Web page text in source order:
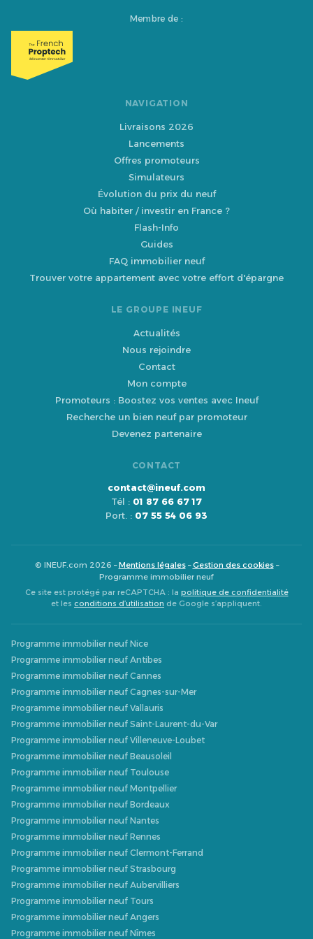
Membre de :
NAVIGATION
Livraisons 2026
Lancements
Offres promoteurs
Simulateurs
Évolution du prix du neuf
Où habiter / investir en France ?
Flash-Info
Guides
FAQ immobilier neuf
Trouver votre appartement avec votre effort d'épargne
LE GROUPE INEUF
Actualités
Nous rejoindre
Contact
Mon compte
Promoteurs : Boostez vos ventes avec Ineuf
Recherche un bien neuf par promoteur
Devenez partenaire
CONTACT
contact@ineuf.com
Tél : 01 87 66 67 17
Port. : 07 55 54 06 93
© INEUF.com 2026 –Mentions légales–Gestion des cookies–
Programme immobilier neuf
Ce site est protégé par reCAPTCHA : la politique de confidentialité
et les conditions d’utilisation de Google s’appliquent.
Programme immobilier neuf Nice
Programme immobilier neuf Antibes
Programme immobilier neuf Cannes
Programme immobilier neuf Cagnes-sur-Mer
Programme immobilier neuf Vallauris
Programme immobilier neuf Saint-Laurent-du-Var
Programme immobilier neuf Villeneuve-Loubet
Programme immobilier neuf Beausoleil
Programme immobilier neuf Toulouse
Programme immobilier neuf Montpellier
Programme immobilier neuf Bordeaux
Programme immobilier neuf Nantes
Programme immobilier neuf Rennes
Programme immobilier neuf Clermont-Ferrand
Programme immobilier neuf Strasbourg
Programme immobilier neuf Aubervilliers
Programme immobilier neuf Tours
Programme immobilier neuf Angers
Programme immobilier neuf Nîmes